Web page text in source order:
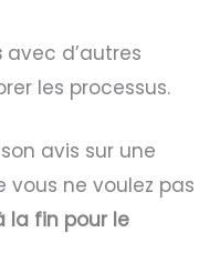
avec d’autres
les processus.
avis sur une
ne voulez pas
la fin pour le